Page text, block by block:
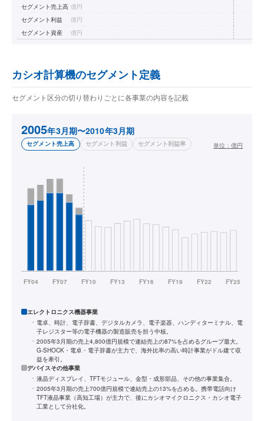
セグメント売上高 億円
セグメント利益
億円
セグメント資産
億円
カシオ計算機のセグメント定義
セグメント区分の切り替わりごとに各事業の内容を記載
2005年3月期〜2010年3月期
セグメント売上高 セグメント利益 セグメント利益率 単位： 億円
エレクトロニクス機器事業
電卓、時計、電子辞書、デジタルカメラ、電子楽器、ハンディターミナル、電
子レジスター等の電子機器の製造販売を担う中核。
2005年3月期の売上4,800億円規模で連結売上の87%を占めるグループ最大。
G-SHOCK・電卓・電子辞書が主力で、海外比率の高い時計事業がドル建て収
益を牽引。
デバイスその他事業
液晶ディスプレイ、TFTモジュール、金型・成形部品、その他の事業集合。
2005年3月期の売上700億円規模で連結売上の13%を占める。携帯電話向け
TFT液晶事業（高知工場）が主力で、後にカシオマイクロニクス・カシオ電子
工業として分社化。